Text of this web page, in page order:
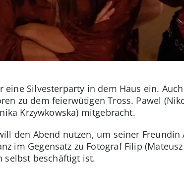
Silvesterparty in dem Haus ein.
zu dem feierwütigen Tross. Pawel
Krzywkowska) mitgebracht.
den Abend nutzen, um seiner Freundin
im Gegensatz zu Fotograf Filip
selbst beschäftigt ist.